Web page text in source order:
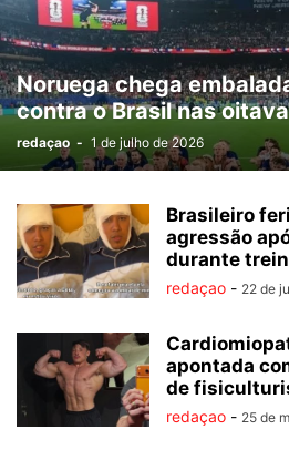
Noruega chega
contra o Brasil nas
redaçao - 1 de julho de 2026
Brasileiro
agressão
durante
redaçao - 22 de
apontada
de
redaçao - 25 de